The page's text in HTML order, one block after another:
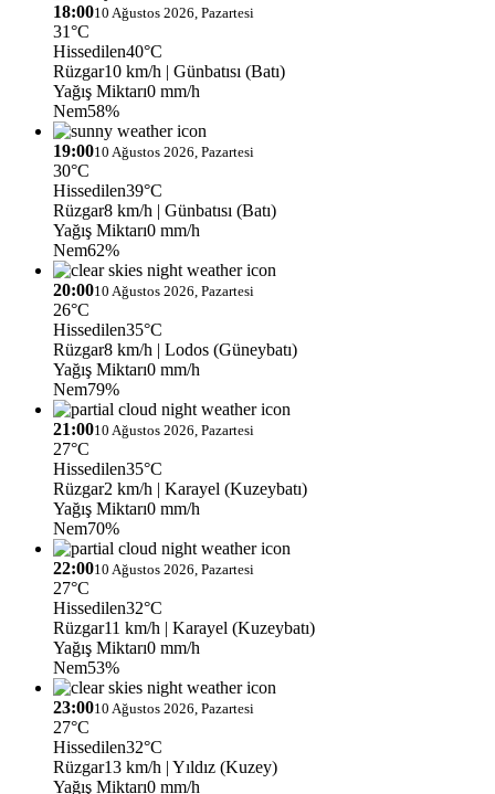
18:0010 Ağustos 2026, Pazartesi
31°C
Hissedilen40°C
Rüzgar10 km/h | Günbatısı (Batı)
Yağış Miktarı0 mm/h
Nem58%
19:0010 Ağustos 2026, Pazartesi
30°C
Hissedilen39°C
Rüzgar8 km/h | Günbatısı (Batı)
Yağış Miktarı0 mm/h
Nem62%
20:0010 Ağustos 2026, Pazartesi
26°C
Hissedilen35°C
Rüzgar8 km/h | Lodos (Güneybatı)
Yağış Miktarı0 mm/h
Nem79%
21:0010 Ağustos 2026, Pazartesi
27°C
Hissedilen35°C
Rüzgar2 km/h | Karayel (Kuzeybatı)
Yağış Miktarı0 mm/h
Nem70%
22:0010 Ağustos 2026, Pazartesi
27°C
Hissedilen32°C
Rüzgar11 km/h | Karayel (Kuzeybatı)
Yağış Miktarı0 mm/h
Nem53%
23:0010 Ağustos 2026, Pazartesi
27°C
Hissedilen32°C
Rüzgar13 km/h | Yıldız (Kuzey)
Yağış Miktarı0 mm/h